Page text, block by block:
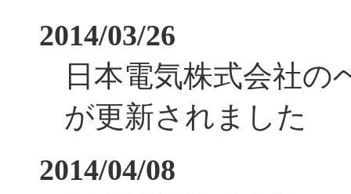
2014/03/26
日本電気株式会社の
が更新されました
2014/04/08